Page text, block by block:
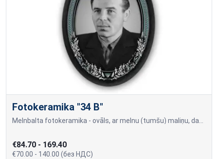
Fotokeramika "34 B"
€84.70 - 169.40
€70.00 - 140.00 (без НДС)